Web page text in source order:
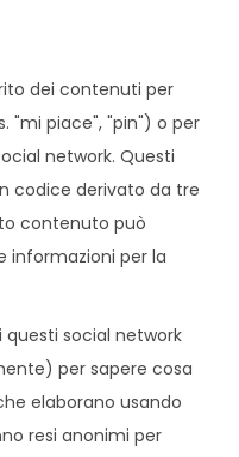
dei contenuti per
"mi piace", "pin") o per
network. Questi
codice derivato da tre
contenuto può
informazioni per la
questi social network
per sapere cosa
elaborano usando
resi anonimi per